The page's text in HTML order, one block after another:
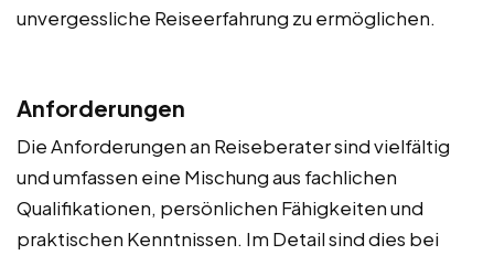
unvergessliche Reiseerfahrung zu ermöglichen.
Anforderungen
Die Anforderungen an Reiseberater sind vielfältig
und umfassen eine Mischung aus fachlichen
Qualifikationen, persönlichen Fähigkeiten und
praktischen Kenntnissen. Im Detail sind dies bei